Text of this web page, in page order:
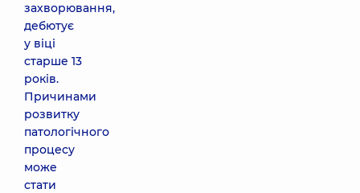
захворювання,
дебютує
у віці
старше 13
років.
Причинами
розвитку
патологічного
процесу
може
стати